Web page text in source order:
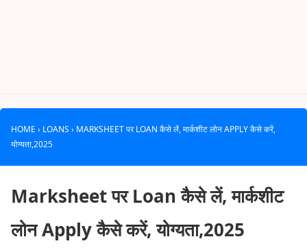
HOME › LOANS › MARKSHEET पर LOAN कैसे लें, मार्कशीट लोन APPLY कैसे करें,
योग्यता,2025
Marksheet पर Loan कैसे लें, मार्कशीट
लोन Apply कैसे करें, योग्यता,2025